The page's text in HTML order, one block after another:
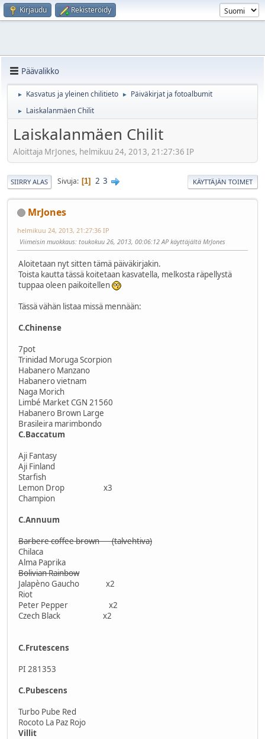
Kirjaudu Rekisteröidy
Päävalikko
► Kasvatus ja yleinen chilitieto ► Päiväkirjat ja fotoalbumit
► Laiskalanmäen Chilit
Laiskalanmäen Chilit
Aloittaja MrJones, helmikuu 24, 2013, 21:27:36 IP
SIIRRY ALAS Sivuja 1 2 3 KÄYTTÄJÄN TOIMET
MrJones
helmikuu 24, 2013, 21:27:36 IP
Viimeisin muokkaus: toukokuu 26, 2013, 00:06:12 AP käyttäjältä MrJones
Aloitetaan nyt sitten tämä päiväkirjakin.
Toista kautta tässä koitetaan kasvatella, melkosta räpellystä
tuppaa oleen paikoitellen
Tässä vähän listaa missä mennään:
C.Chinense
7pot
Trinidad Moruga Scorpion
Habanero Manzano
Habanero vietnam
Naga Morich
Limbé Market CGN 21560
Habanero Brown Large
Brasileira marimbondo
C.Baccatum
Aji Fantasy
Aji Finland
Starfish
Lemon Drop x3
Champion
C.Annuum
Barbere coffee brown (talvehtiva)
Chilaca
Alma Paprika
Bolivian Rainbow
Jalapèno Gaucho x2
Riot
Peter Pepper x2
Czech Black x2
C.Frutescens
PI 281353
C.Pubescens
Turbo Pube Red
Rocoto La Paz Rojo
Villit